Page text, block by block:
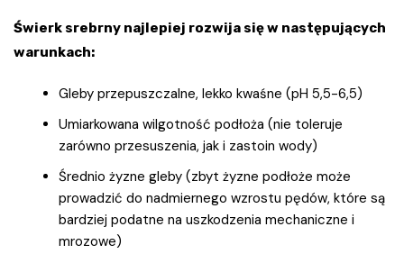
Świerk srebrny najlepiej rozwija się w następujących
warunkach:
Gleby przepuszczalne, lekko kwaśne (pH 5,5-6,5)
Umiarkowana wilgotność podłoża (nie toleruje
zarówno przesuszenia, jak i zastoin wody)
Średnio żyzne gleby (zbyt żyzne podłoże może
prowadzić do nadmiernego wzrostu pędów, które są
bardziej podatne na uszkodzenia mechaniczne i
mrozowe)